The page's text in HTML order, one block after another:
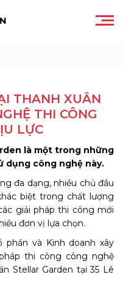
THANH XUÂN
THI CÔNG
LỰC
là một trong những
dụng công nghệ này.
đa dạng, nhiều chủ đầu
biệt trong chất lượng
giải pháp thi công mới
đơn vị lựa chọn.
và Kinh doanh xây
thi công công nghệ
Stellar Garden tại 35 Lê